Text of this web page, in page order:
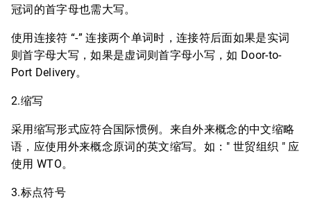
冠词的首字母也需大写。
使用连接符 “-” 连接两个单词时，连接符后面如果是实词
则首字母大写，如果是虚词则首字母小写，如 Door-to-
Port Delivery。
2.缩写
采用缩写形式应符合国际惯例。来自外来概念的中文缩略
语，应使用外来概念原词的英文缩写。如：" 世贸组织 " 应
使用 WTO。
3.标点符号